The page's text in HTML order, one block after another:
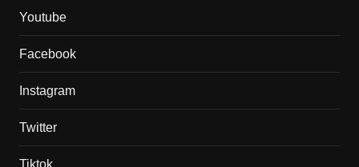
Youtube
Facebook
Instagram
Twitter
Tiktok